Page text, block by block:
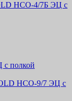
НСО-4/7Б ЭЦ с
НСО-9/7 ЭЦ с